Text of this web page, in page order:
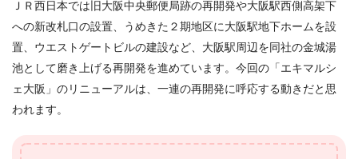
ＪＲ西日本では旧大阪中央郵便局跡の再開発や大阪駅西側高架下
への新改札口の設置、うめきた２期地区に大阪駅地下ホームを設
置、ウエストゲートビルの建設など、大阪駅周辺を同社の金城湯
池として磨き上げる再開発を進めています。今回の「エキマルシ
ェ大阪」のリニューアルは、一連の再開発に呼応する動きだと思
われます。